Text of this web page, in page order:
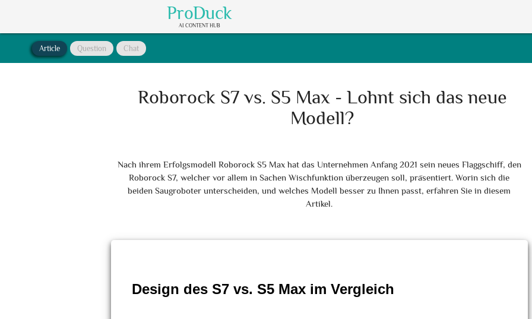
ProDuck
AI CONTENT HUB
Article Question Chat
Roborock S7 vs. S5 Max - Lohnt sich das neue
Modell?
Nach ihrem Erfolgsmodell Roborock S5 Max hat das Unternehmen Anfang 2021 sein neues Flaggschiff, den
Roborock S7, welcher vor allem in Sachen Wischfunktion überzeugen soll, präsentiert. Worin sich die
beiden Saugroboter unterscheiden, und welches Modell besser zu Ihnen passt, erfahren Sie in diesem
Artikel.
Design des S7 vs. S5 Max im Vergleich